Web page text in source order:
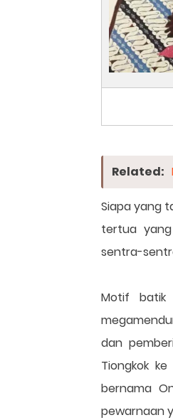
Related:
Siapa yang
tertua
sentra-
Motif batik
dan
Tiongkok
bernama
pewarnaan